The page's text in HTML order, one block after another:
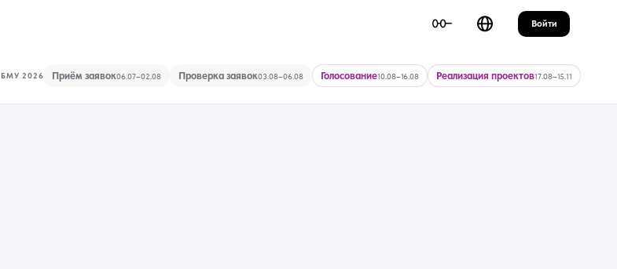
Войти
БМУ 2026 Приём заявок06.07–02.08 Проверка заявок03.08–06.08 Голосование10.08–16.08 Реализация проектов17.08–15.11